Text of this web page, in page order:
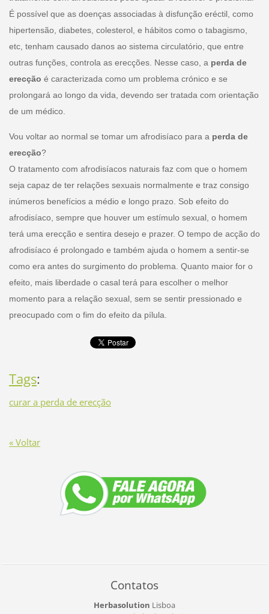
É possível que as doenças associadas à disfunção eréctil, como
hipertensão, diabetes, colesterol, e hábitos como o tabagismo,
etc, tenham causado danos ao sistema circulatório, que entre
outras funções, controla as erecções. Nesse caso, a perda de
erecção é caracterizada como um problema crónico e se
prolongará ao longo da vida, devendo ser tratada com orientação
de um médico.
Vou voltar ao normal se tomar um afrodisíaco para a perda de
erecção?
O tratamento com afrodisíacos naturais faz com que o homem
seja capaz de ter relações sexuais normalmente e traz consigo
inúmeros benefícios a médio e longo prazo. Sob efeito do
afrodisíaco, sempre que houver um estímulo sexual, o homem
terá uma erecção e sentira desejo e prazer. O tempo de acção do
afrodisíaco é prolongado e também ajuda o homem a sentir-se
como era antes do surgimento do problema. Quanto maior for o
efeito, mais liberdade o casal terá para escolher o melhor
momento para a relação sexual, sem se sentir pressionado e
preocupado com o fim do efeito da pílula.
Tags:
curar a perda de erecção
« Voltar
Contatos
Herbasolution Lisboa